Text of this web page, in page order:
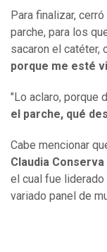
Para finalizar,
parche, para los
sacaron el catéter,
porque me esté
"Lo aclaro, porque
el parche, qué
Cabe mencionar
Claudia Conserva
el cual fue liderado
variado panel de